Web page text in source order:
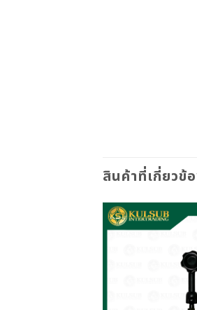
สินค้าที่เกี่ยวข้